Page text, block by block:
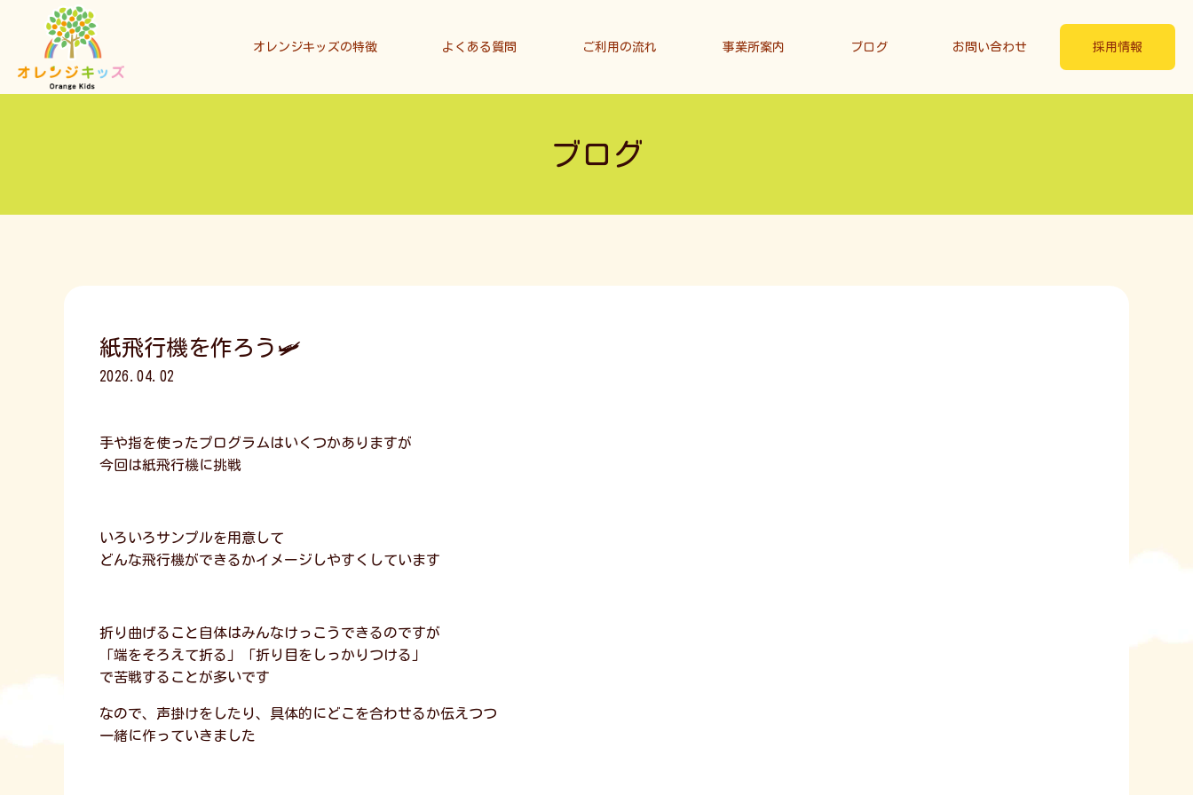
オレンジキッズの特徴 よくある質問 ご利用の流れ 事業所案内 ブログ お問い合わせ 採用情報
ブログ
紙飛行機を作ろう🛩️
2026.04.02
手や指を使ったプログラムはいくつかありますが
今回は紙飛行機に挑戦
いろいろサンプルを用意して
どんな飛行機ができるかイメージしやすくしています
折り曲げること自体はみんなけっこうできるのですが
「端をそろえて折る」「折り目をしっかりつける」
で苦戦することが多いです
なので、声掛けをしたり、具体的にどこを合わせるか伝えつつ
一緒に作っていきました